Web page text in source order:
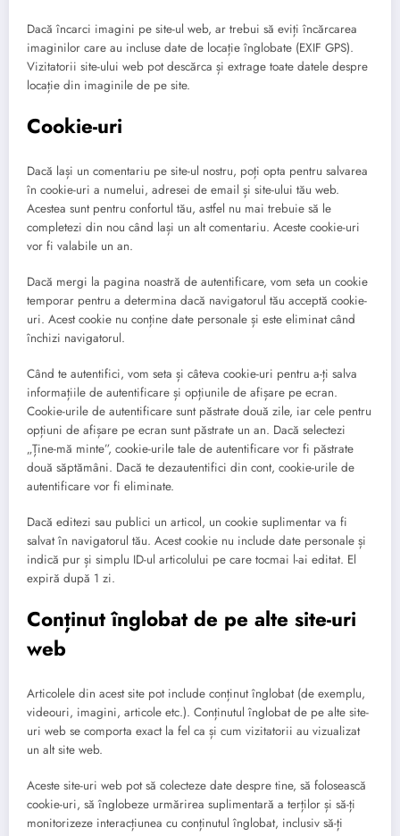
Dacă încarci imagini pe site-ul web, ar trebui să eviți încărcarea
imaginilor care au incluse date de locație înglobate (EXIF GPS).
Vizitatorii site-ului web pot descărca și extrage toate datele despre
locație din imaginile de pe site.
Cookie-uri
Dacă lași un comentariu pe site-ul nostru, poți opta pentru salvarea
în cookie-uri a numelui, adresei de email și site-ului tău web.
Acestea sunt pentru confortul tău, astfel nu mai trebuie să le
completezi din nou când lași un alt comentariu. Aceste cookie-uri
vor fi valabile un an.
Dacă mergi la pagina noastră de autentificare, vom seta un cookie
temporar pentru a determina dacă navigatorul tău acceptă cookie-
uri. Acest cookie nu conține date personale și este eliminat când
închizi navigatorul.
Când te autentifici, vom seta și câteva cookie-uri pentru a-ți salva
informațiile de autentificare și opțiunile de afișare pe ecran.
Cookie-urile de autentificare sunt păstrate două zile, iar cele pentru
opțiuni de afișare pe ecran sunt păstrate un an. Dacă selectezi
„Ține-mă minte”, cookie-urile tale de autentificare vor fi păstrate
două săptămâni. Dacă te dezautentifici din cont, cookie-urile de
autentificare vor fi eliminate.
Dacă editezi sau publici un articol, un cookie suplimentar va fi
salvat în navigatorul tău. Acest cookie nu include date personale și
indică pur și simplu ID-ul articolului pe care tocmai l-ai editat. El
expiră după 1 zi.
Conținut înglobat de pe alte site-uri
web
Articolele din acest site pot include conținut înglobat (de exemplu,
videouri, imagini, articole etc.). Conținutul înglobat de pe alte site-
uri web se comporta exact la fel ca și cum vizitatorii au vizualizat
un alt site web.
Aceste site-uri web pot să colecteze date despre tine, să folosească
cookie-uri, să înglobeze urmărirea suplimentară a terților și să-ți
monitorizeze interacțiunea cu conținutul înglobat, inclusiv să-ți